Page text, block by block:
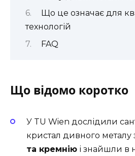
Що це означає для
технологій
FAQ
Що відомо коротко
У TU Wien дослідили
кристал дивного металу
та кремнію і знайшли в